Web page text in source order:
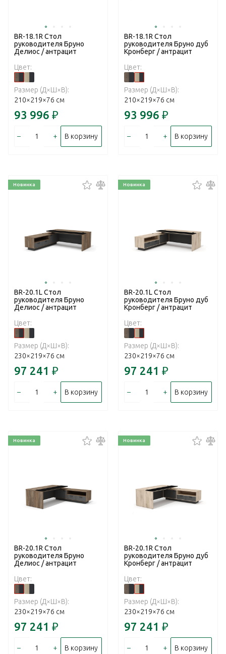
BR-18.1R Стол
руководителя Бруно
Делиос / антрацит
Цвет:
Размер (Д×Ш×В):
210×219×76 см
93 996 ₽
– + В корзину
BR-18.1R Стол
руководителя Бруно дуб
Кронберг / антрацит
Цвет:
Размер (Д×Ш×В):
210×219×76 см
93 996 ₽
– + В корзину
Новинка
BR-20.1L Стол
руководителя Бруно
Делиос / антрацит
Цвет:
Размер (Д×Ш×В):
230×219×76 см
97 241 ₽
– + В корзину
Новинка
BR-20.1L Стол
руководителя Бруно дуб
Кронберг / антрацит
Цвет:
Размер (Д×Ш×В):
230×219×76 см
97 241 ₽
– + В корзину
Новинка
BR-20.1R Стол
руководителя Бруно
Делиос / антрацит
Цвет:
Размер (Д×Ш×В):
230×219×76 см
97 241 ₽
– + В корзину
Новинка
BR-20.1R Стол
руководителя Бруно дуб
Кронберг / антрацит
Цвет:
Размер (Д×Ш×В):
230×219×76 см
97 241 ₽
– + В корзину